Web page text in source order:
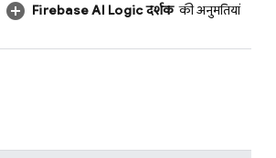
Firebase AI Logicदर्शककी अनुमतियां